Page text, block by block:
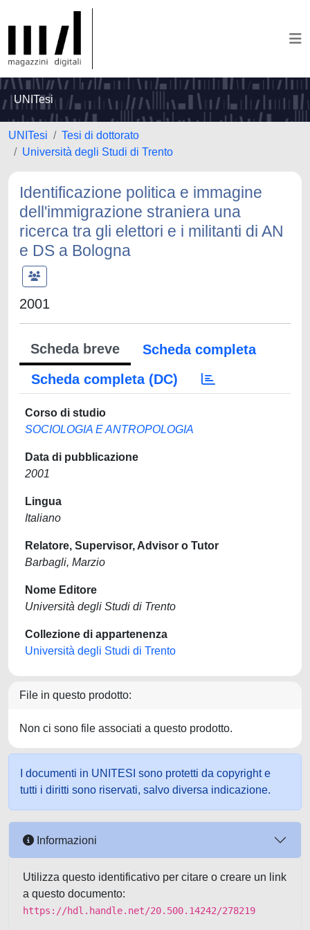
UNITesi
UNITesi
Tesi di dottorato
Università degli Studi di Trento
Identificazione politica e immagine
dell'immigrazione straniera una
ricerca tra gli elettori e i militanti di AN
e DS a Bologna
2001
Scheda breve
Scheda completa
Scheda completa (DC)
Corso di studio
SOCIOLOGIA E ANTROPOLOGIA
Data di pubblicazione
2001
Lingua
Italiano
Relatore, Supervisor, Advisor o Tutor
Barbagli, Marzio
Nome Editore
Università degli Studi di Trento
Collezione di appartenenza
Università degli Studi di Trento
File in questo prodotto:
Non ci sono file associati a questo prodotto.
I documenti in UNITESI sono protetti da copyright e
tutti i diritti sono riservati, salvo diversa indicazione.
Informazioni
Utilizza questo identificativo per citare o creare un link
a questo documento:
https://hdl.handle.net/20.500.14242/278219